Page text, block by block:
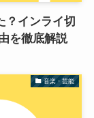
？インライ切
を徹底解説
音楽・芸能